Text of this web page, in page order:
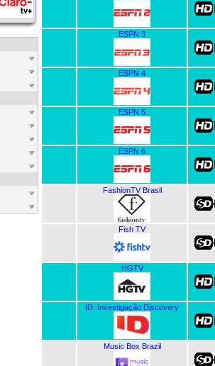
ESPN 3
ESPN 4
ESPN 5
ESPN 6
FashionTV Brasil
Fish TV
HGTV
ID: Investigação Discovery
Music Box Brazil